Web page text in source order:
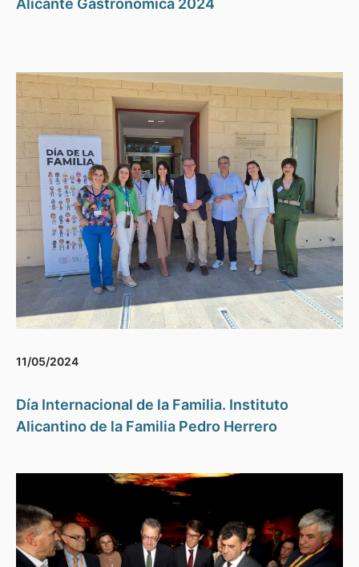
Alicante Gastronómica 2024
11/05/2024
Día Internacional de la Familia. Instituto
Alicantino de la Familia Pedro Herrero